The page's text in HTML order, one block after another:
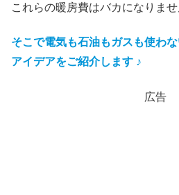
これらの暖房費はバカになりませ
そこで電気も石油もガス も使わ
アイデアをご紹介します ♪
広告